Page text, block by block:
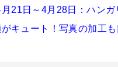
21日～4月28日：ハン
キュート！写真の加工も